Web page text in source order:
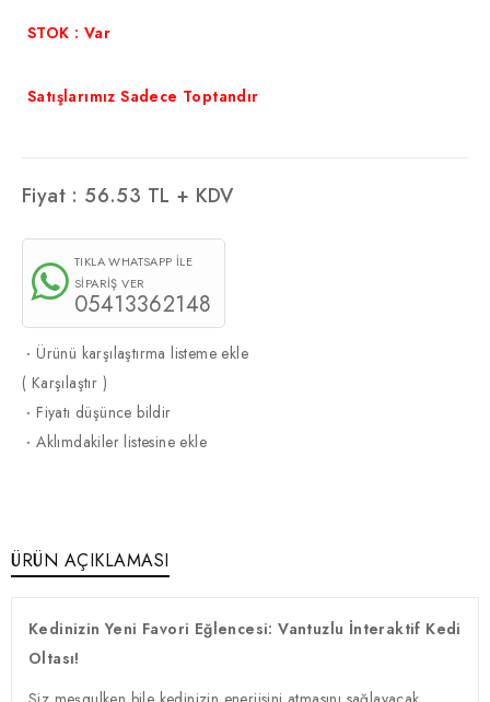
STOK : Var
Satışlarımız Sadece Toptandır
Fiyat : 56.53 TL + KDV
TIKLA WHATSAPP İLE
SİPARİŞ VER
05413362148
·Ürünü karşılaştırma listeme ekle
( Karşılaştır )
·Fiyatı düşünce bildir
·Aklımdakiler listesine ekle
ÜRÜN AÇIKLAMASI
Kedinizin Yeni Favori Eğlencesi: Vantuzlu İnteraktif Kedi
Oltası!